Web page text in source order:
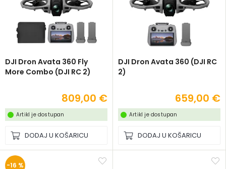
DJI Dron Avata 360 Fly
More Combo (DJI RC 2)
809,00 €
Artikl je dostupan
DODAJ U KOŠARICU
DJI Dron Avata 360 (DJI RC
2)
659,00 €
Artikl je dostupan
DODAJ U KOŠARICU
-16 %